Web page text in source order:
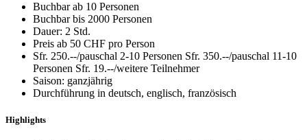
Buchbar ab 10 Personen
Buchbar bis 2000 Personen
Dauer: 2 Std.
Preis ab 50 CHF pro Person
Sfr. 250.--/pauschal 2-10 Personen Sfr. 350.--/pauschal 11-10
Personen Sfr. 19.--/weitere Teilnehmer
Saison: ganzjährig
Durchführung in deutsch, englisch, französisch
Highlights